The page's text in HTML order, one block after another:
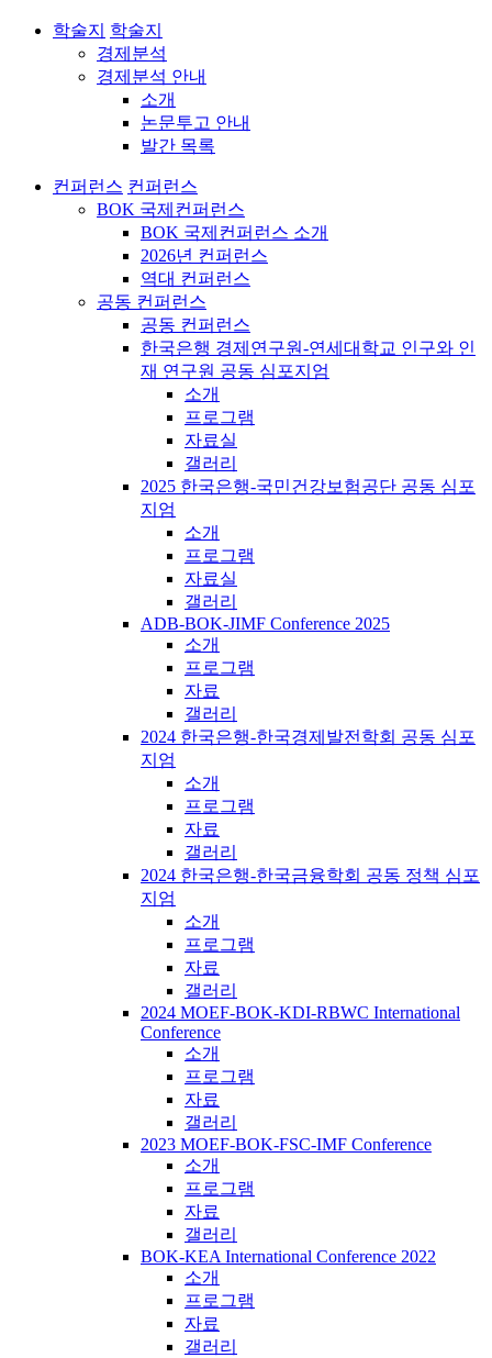
학술지
학술지
경제분석
경제분석 안내
소개
논문투고 안내
발간 목록
컨퍼런스 컨퍼런스
BOK 국제컨퍼런스
BOK 국제컨퍼런스 소개
2026년 컨퍼런스
역대 컨퍼런스
공동 컨퍼런스
공동 컨퍼런스
한국은행 경제연구원-연세대학교 인구와 인
재 연구원 공동 심포지엄
소개
프로그램
자료실
갤러리
2025 한국은행-국민건강보험공단 공동 심포
지엄
소개
프로그램
자료실
갤러리
ADB-BOK-JIMF Conference 2025
소개
프로그램
자료
갤러리
2024 한국은행-한국경제발전학회 공동 심포
지엄
소개
프로그램
자료
갤러리
2024 한국은행-한국금융학회 공동 정책 심포
지엄
소개
프로그램
자료
갤러리
2024 MOEF-BOK-KDI-RBWC International
Conference
소개
프로그램
자료
갤러리
2023 MOEF-BOK-FSC-IMF Conference
소개
프로그램
자료
갤러리
BOK-KEA International Conference 2022
소개
프로그램
자료
갤러리